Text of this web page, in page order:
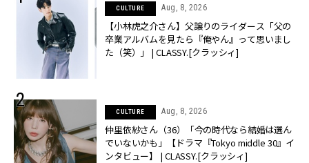
CULTURE Aug, 8, 2026
【小林虎之介さん】父譲りのライダース「父の
卒業アルバムを見たら『俺やん』って思いまし
た（笑）」 | CLASSY.[クラッシィ]
CULTURE Aug, 8, 2026
仲里依紗さん（36）「今の時代なら結婚は選ん
でいないかも」【ドラマ『Tokyo middle 30』イ
ンタビュー】 | CLASSY.[クラッシィ]